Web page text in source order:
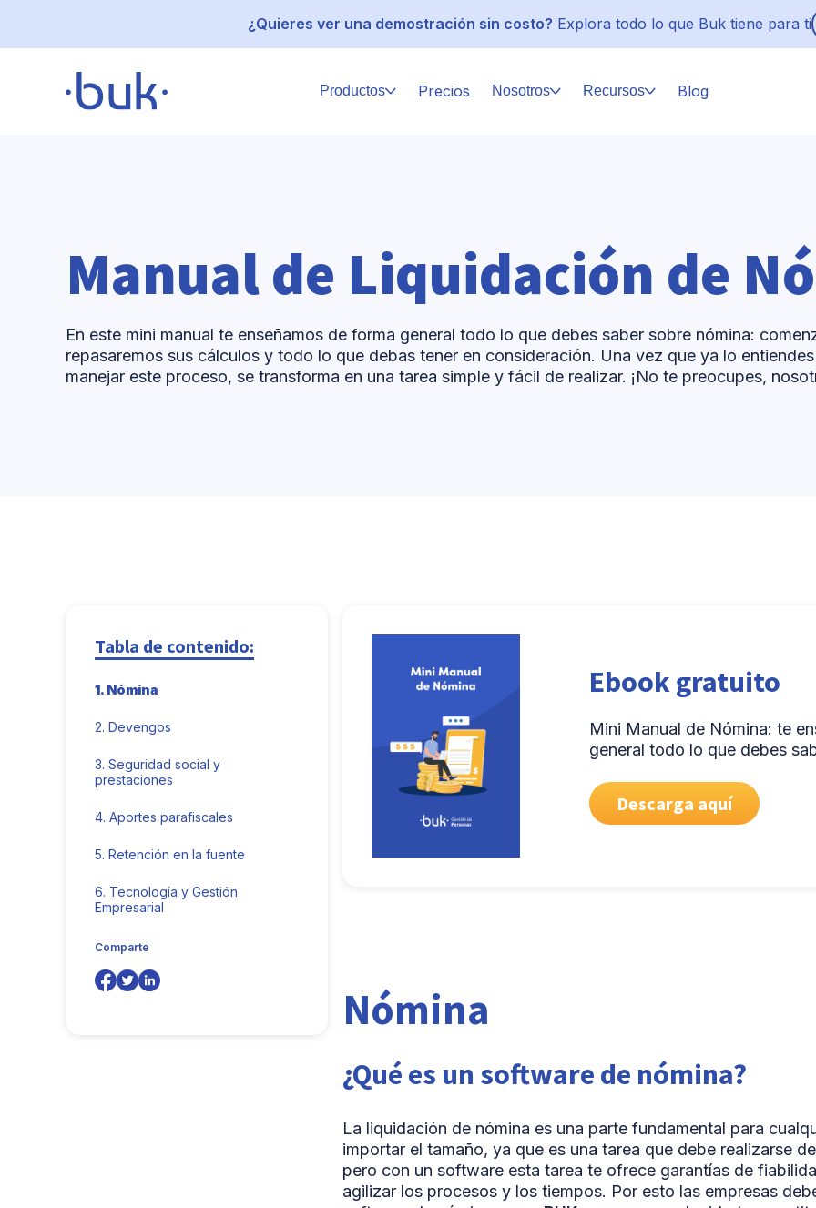
¿Quieres ver una demostración sin costo? Explora todo lo que Buk tiene para ti
Productos Precios Nosotros Recursos Blog
Manual de Liquidación de
En este mini manual te enseñamos de forma general todo lo que debes saber sobre nómina:
repasaremos sus cálculos y todo lo que debas tener en consideración. Una vez que ya lo
manejar este proceso, se transforma en una tarea simple y fácil de realizar. ¡No te preocupes,
Ebook gratuito
Mini Manual de Nómina: te
general todo lo que debes
Descarga aquí
Tabla de contenido:
1. Nómina
2. Devengos
3. Seguridad social y
prestaciones
4. Aportes parafiscales
5. Retención en la fuente
6. Tecnología y Gestión
Empresarial
Comparte
Nómina
¿Qué es un software de nómina?
La liquidación de nómina es una parte fundamental para
importar el tamaño, ya que es una tarea que debe realizarse
pero con un software esta tarea te ofrece garantías de
agilizar los procesos y los tiempos. Por esto las empresas